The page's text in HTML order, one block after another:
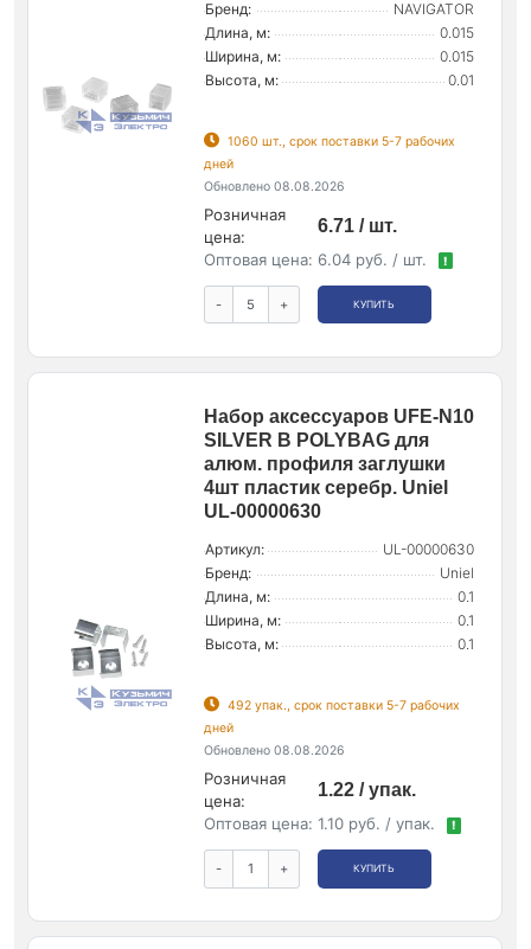
Бренд:
NAVIGATOR
Длина, м:
0.015
Ширина, м:
0.015
Высота, м:
0.01
1060 шт., срок поставки 5-7 рабочих
дней
Обновлено 08.08.2026
Розничная
цена:
6.71 / шт.
Оптовая цена: 6.04 руб. / шт. !
- + КУПИТЬ
Набор аксессуаров UFE-N10
SILVER B POLYBAG для
алюм. профиля заглушки
4шт пластик серебр. Uniel
UL-00000630
Артикул:
UL-00000630
Бренд:
Uniel
Длина, м:
0.1
Ширина, м:
0.1
Высота, м:
0.1
492 упак., срок поставки 5-7 рабочих
дней
Обновлено 08.08.2026
Розничная
цена:
1.22 / упак.
Оптовая цена: 1.10 руб. / упак. !
- + КУПИТЬ